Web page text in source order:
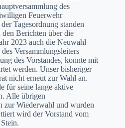
des
Feuerwehr
Tagesordnung standen
den Berichten über die
2023 auch die Neuwahl
Versammlungsleiters
des Vorstandes, konnte mit
werden. Unser bisheriger
nicht erneut zur Wahl an.
für seine lange aktive
Alle übrigen
zur Wiederwahl und wurden
wird der Vorstand vom